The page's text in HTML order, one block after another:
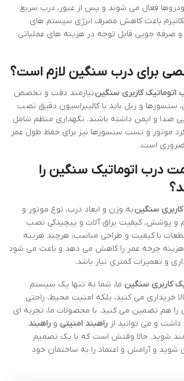
فعال می شوند و پس از عبور، درب سریع
باعث کاهش مصرف انرژی سیستم های
صرفه جویی قابل توجه در هزینه های عملیاتی
برای درب سنگین لازم است؟
اتوماتیک کاربری سنگیننیازمند دقت و تخصص
سنسورها و ریل باید با کالیبراسیون دقیق نصب
صدا و ایمن داشته باشند. نگهداری منظم شامل
موتور و تست سنسورها نیز برای حفظ طول عمر
ضروری است.
درب اتوماتیک سنگین را
سنگینبه وزن و ابعاد درب، نوع موتور و
و پوشش، کیفیت یراق آلات و پیچیدگی نصب
با کیفیت و طراحی مناسب، هرچند هزینه
اما هزینه چرخه عمر را کاهش می دهد و باعث می شود
و تعمیرات کمتری نیاز باشد.
کاربری سنگین ما، شما نه تنها یک سیستم
خریداری می کنید، بلکه امنیت محیط، راحتی
را هم تضمین می کنید. با محصولات ما، تجربه ای
و می توانید از راهبند امنیتی و راهبند
شوید. حالا وقتش است که با یک تصمیم
شوید و آرامش و اعتماد را به ساختمان خود